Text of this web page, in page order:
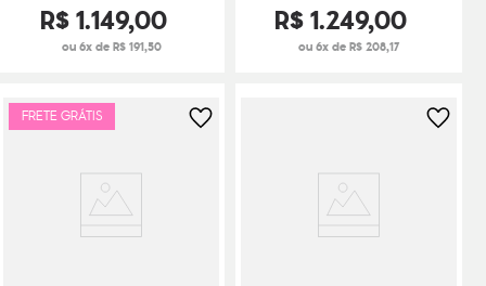
R$1.149,00
ou 6x de R$ 191,50
R$1.249,00
ou 6x de R$ 208,17
FRETE GRÁTIS